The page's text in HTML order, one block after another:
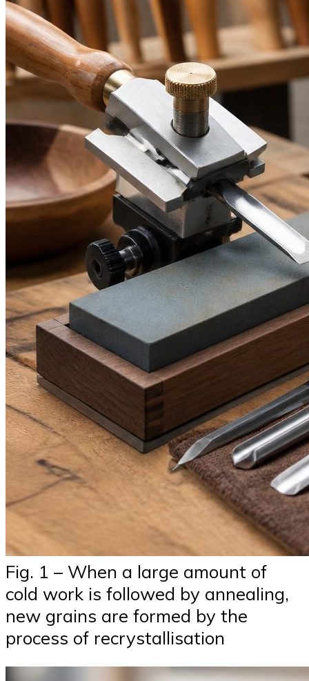
Fig. 1 – When a large amount of
cold work is followed by annealing,
new grains are formed by the
process of recrystallisation